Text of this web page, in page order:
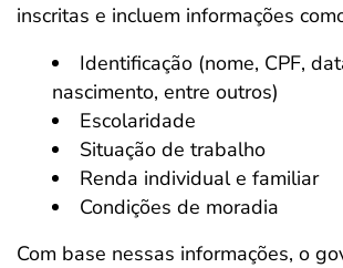
inscritas e incluem informações
Identificação (nome, CPF,
nascimento, entre outros)
Escolaridade
Situação de trabalho
Renda individual e familiar
Condições de moradia
Com base nessas informações, o